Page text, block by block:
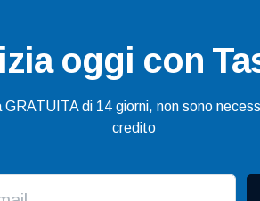
oggi con
GRATUITA di 14 giorni, non sono
credito